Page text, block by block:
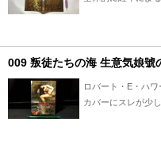
009 叛徒たちの海 生意気娘號
ロバート・E・ハ
カバーにスレが少